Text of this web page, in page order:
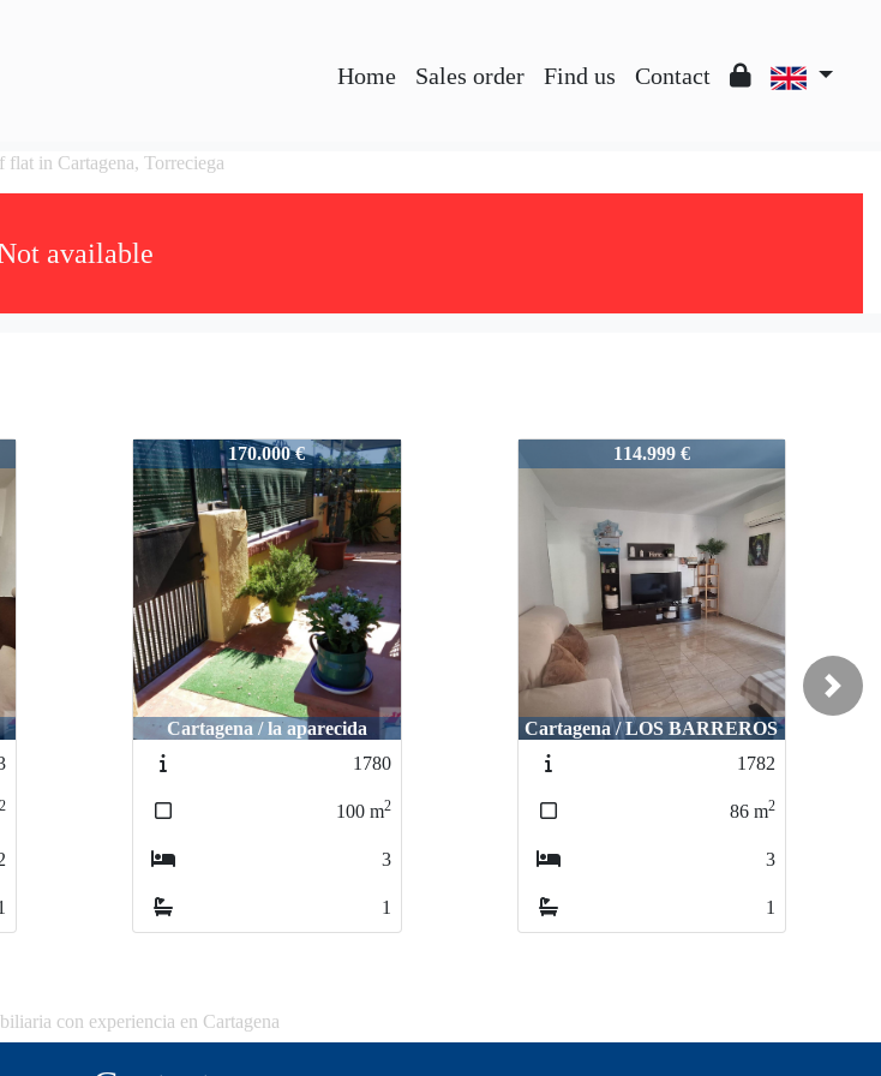
Home Sales order Find us Contact
flat in Cartagena, Torreciega
available
2
1781 170.000 €
Cartagena / la aparecida
1780
100 m2
3
1
114.999 €
Cartagena / LOS BARREROS
1782
86 m2
3
1
Next
con experiencia en Cartagena